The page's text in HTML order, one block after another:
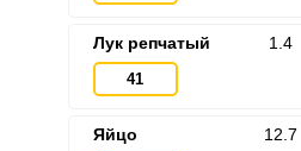
Лук репчатый
41
1.4
Яйцо 12.7